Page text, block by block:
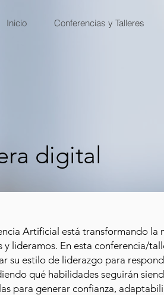
Inicio Conferencias y Talleres
digital
Artificial está transformando la
y lideramos. En esta conferencia/
su estilo de liderazgo para
qué habilidades seguirán
para generar confianza,